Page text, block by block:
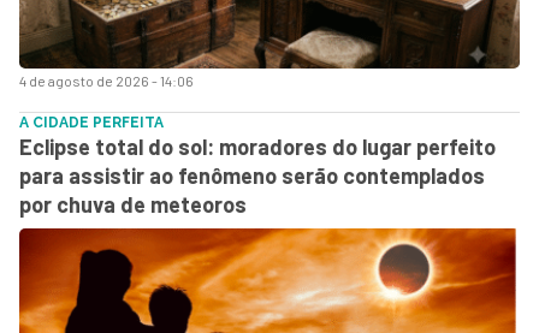
4 de agosto de 2026 - 14:06
A CIDADE PERFEITA
Eclipse total do sol: moradores do lugar perfeito
para assistir ao fenômeno serão contemplados
por chuva de meteoros